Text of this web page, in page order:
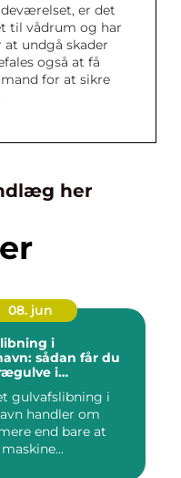
er det
til vådrum og har
undgå skader
også at få
for at sikre
her
08. jun
i
sådan får du
i
gulvafslibning i
handler om
end bare at